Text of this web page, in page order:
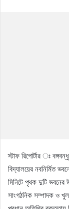
স্টাফ রিপোর্টার ঃ
বিদ্যালয়ের নবনির্মিত
মিনিটে পৃথক দুটি ভবনের
সাংগঠনিক সম্পাদক ও